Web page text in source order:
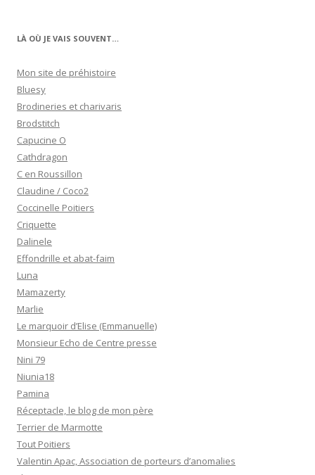
LÀ OÙ JE VAIS SOUVENT…
Mon site de préhistoire
Bluesy
Brodineries et charivaris
Brodstitch
Capucine O
Cathdragon
C en Roussillon
Claudine / Coco2
Coccinelle Poitiers
Criquette
Dalinele
Effondrille et abat-faim
Luna
Mamazerty
Marlie
Le marquoir d’Elise (Emmanuelle)
Monsieur Echo de Centre presse
Nini 79
Niunia18
Pamina
Réceptacle, le blog de mon père
Terrier de Marmotte
Tout Poitiers
Valentin Apac, Association de porteurs d’anomalies